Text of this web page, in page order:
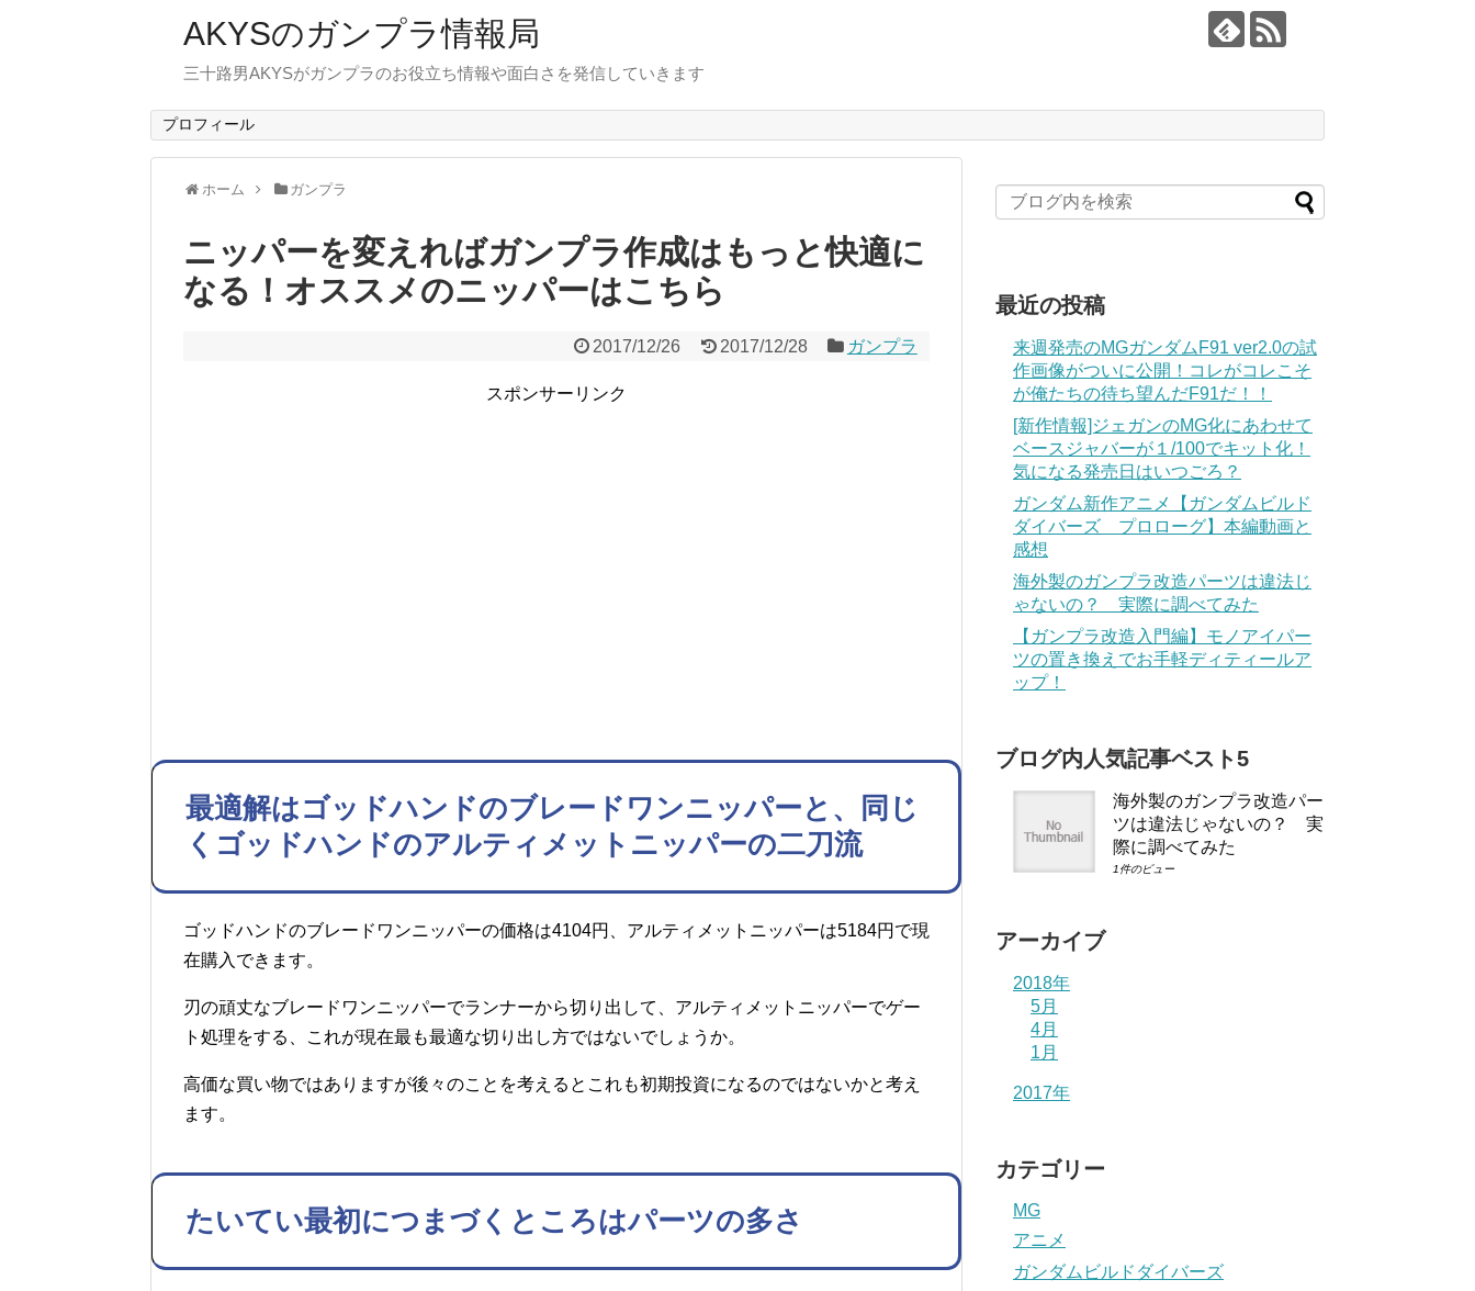
AKYSのガンプラ情報局
三十路男AKYSがガンプラのお役立ち情報や面白さを発信していきます
プロフィール
ホーム ガンプラ
ニッパーを変えればガンプラ作成はもっと快適に
なる！オススメのニッパーはこちら
2017/12/26 2017/12/28 ガンプラ
スポンサーリンク
最適解はゴッドハンドのブレードワンニッパーと、同じ
くゴッドハンドのアルティメットニッパーの二刀流
ゴッドハンドのブレードワンニッパーの価格は4104円、アルティメットニッパーは5184円で現
在購入できます。
刃の頑丈なブレードワンニッパーでランナーから切り出して、アルティメットニッパーでゲー
ト処理をする、これが現在最も最適な切り出し方ではないでしょうか。
高価な買い物ではありますが後々のことを考えるとこれも初期投資になるのではないかと考え
ます。
たいてい最初につまづくところはパーツの多さ
最近の投稿
来週発売のMGガンダムF91 ver2.0の試
作画像がついに公開！コレがコレこそ
が俺たちの待ち望んだF91だ！！
[新作情報]ジェガンのMG化にあわせて
ベースジャバーが１/100でキット化！
気になる発売日はいつごろ？
ガンダム新作アニメ【ガンダムビルド
ダイバーズ プロローグ】本編動画と
感想
海外製のガンプラ改造パーツは違法じ
ゃないの？ 実際に調べてみた
【ガンプラ改造入門編】モノアイパー
ツの置き換えでお手軽ディティールア
ップ！
ブログ内人気記事ベスト5
海外製のガンプラ改造パー
ツは違法じゃないの？ 実
際に調べてみた
1件のビュー
アーカイブ
2018年
5月
4月
1月
2017年
カテゴリー
MG
アニメ
ガンダムビルドダイバーズ